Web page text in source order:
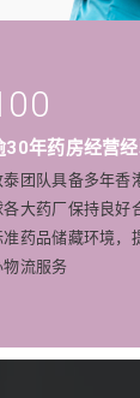
30年药房经营
泰团队具备多年香
各大药厂保持良好
准药品储藏环境，
物流服务